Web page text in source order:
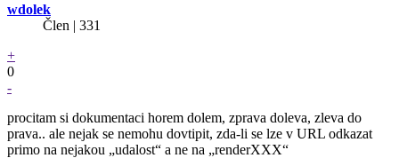
wdolek
Člen | 331
+
0
-
procitam si dokumentaci horem dolem, zprava doleva, zleva do
prava.. ale nejak se nemohu dovtipit, zda-li se lze v URL odkazat
primo na nejakou „udalost“ a ne na „renderXXX“